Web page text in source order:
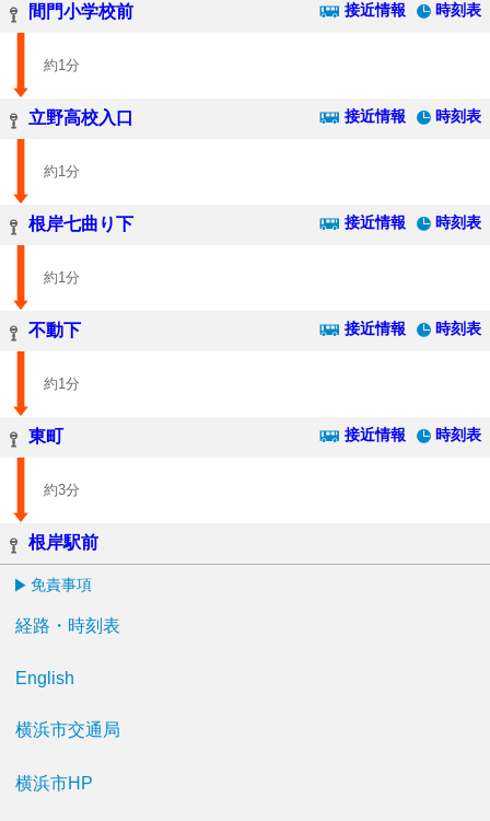
間門小学校前 接近情報 時刻表
約1分
立野高校入口 接近情報 時刻表
約1分
根岸七曲り下 接近情報 時刻表
約1分
不動下 接近情報 時刻表
約1分
東町 接近情報 時刻表
約3分
根岸駅前
免責事項
経路・時刻表
English
横浜市交通局
横浜市HP